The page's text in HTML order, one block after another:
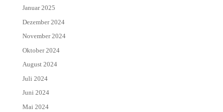
Januar 2025
Dezember 2024
November 2024
Oktober 2024
August 2024
Juli 2024
Juni 2024
Mai 2024